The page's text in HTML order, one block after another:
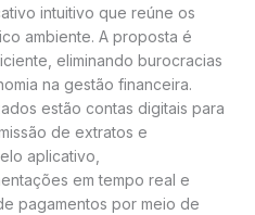
intuitivo que reúne os
ambiente. A proposta é
eliminando burocracias
na gestão financeira.
estão contas digitais para
de extratos e
aplicativo,
em tempo real e
pagamentos por meio de